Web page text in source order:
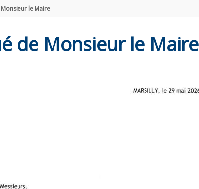
le Maire
de Monsieur le Maire